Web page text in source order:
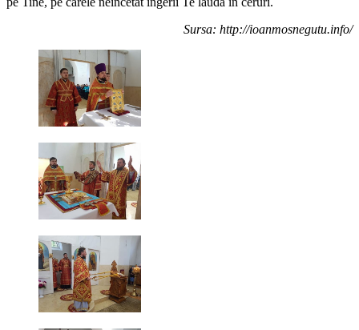
Sursa: http://ioanmosnegutu.info/